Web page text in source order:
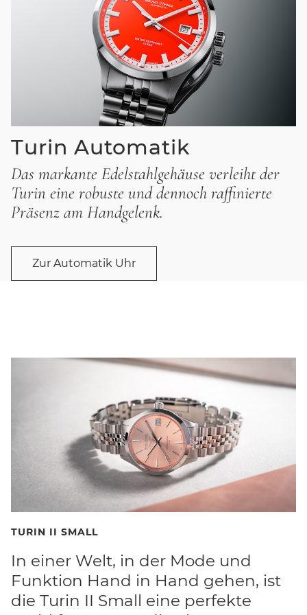
Turin Automatik
Das markante Edelstahlgehäuse verleiht der
Turin eine robuste und dennoch raffinierte
Präsenz am Handgelenk.
Zur Automatik Uhr
TURIN II SMALL
In einer Welt, in der Mode und
Funktion Hand in Hand gehen, ist
die Turin II Small eine perfekte